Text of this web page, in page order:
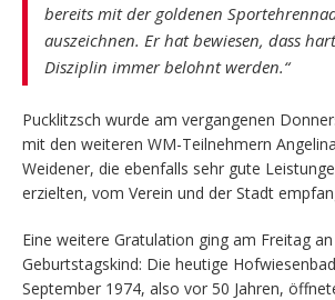
bereits mit der goldenen
auszeichnen. Er hat bewiesen, dass
Disziplin immer belohnt werden.“
Pucklitzsch wurde am vergangenen
mit den weiteren WM-Teilnehmern
Weidener, die ebenfalls sehr gute
erzielten, vom Verein und der Stadt
Eine weitere Gratulation ging am Freitag
Geburtstagskind: Die heutige
September 1974, also vor 50 Jahren,